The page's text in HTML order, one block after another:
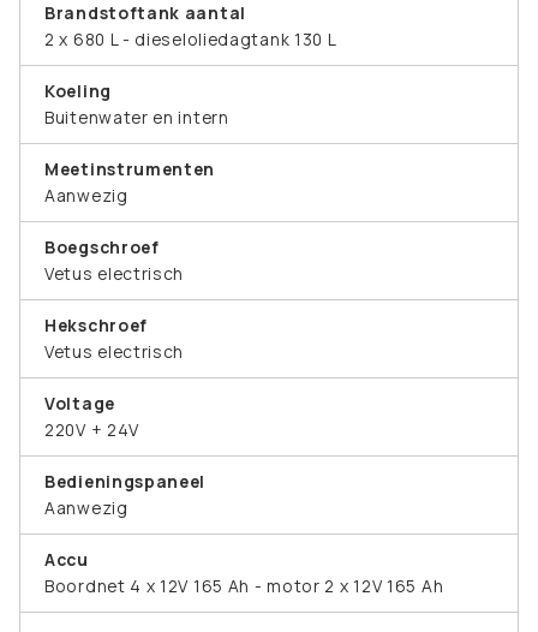
Brandstoftank aantal
2 x 680 L - dieseloliedagtank 130 L
Koeling
Buitenwater en intern
Meetinstrumenten
Aanwezig
Boegschroef
Vetus electrisch
Hekschroef
Vetus electrisch
Voltage
220V + 24V
Bedieningspaneel
Aanwezig
Accu
Boordnet 4 x 12V 165 Ah - motor 2 x 12V 165 Ah